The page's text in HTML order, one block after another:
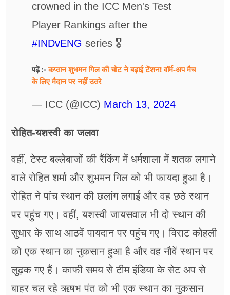
crowned in the ICC Men's Test
Player Rankings after the
#INDvENG series 🎖
पढ़ें :-कप्तान शुभमन गिल की चोट ने बढ़ाई टेंशन! वॉर्म-अप मैच
के लिए मैदान पर नहीं उतरे
— ICC (@ICC) March 13, 2024
रोहित-यशस्वी का जलवा
वहीं, टेस्ट बल्लेबाजों की रैंकिंग में धर्मशाला में शतक लगाने
वाले रोहित शर्मा और शुभमन गिल को भी फायदा हुआ है।
रोहित ने पांच स्थान की छलांग लगाई और वह छठे स्थान
पर पहुंच गए। वहीं, यशस्वी जायसवाल भी दो स्थान की
सुधार के साथ आठवें पायदान पर पहुंच गए। विराट कोहली
को एक स्थान का नुकसान हुआ है और वह नौवें स्थान पर
लुढ़क गए हैं। काफी समय से टीम इंडिया के सेट अप से
बाहर चल रहे ऋषभ पंत को भी एक स्थान का नुकसान